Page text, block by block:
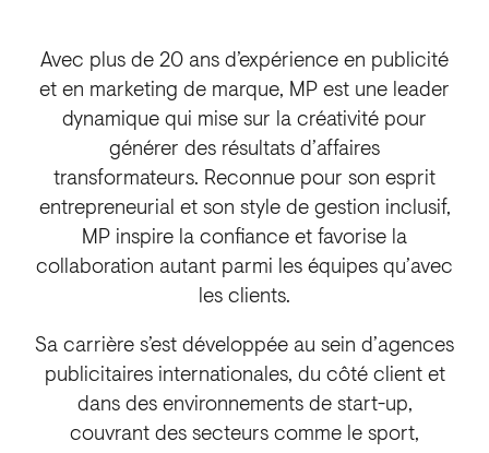
Avec plus de 20 ans d’expérience en publicité
et en marketing de marque, MP est une leader
dynamique qui mise sur la créativité pour
générer des résultats d’affaires
transformateurs. Reconnue pour son esprit
entrepreneurial et son style de gestion inclusif,
MP inspire la confiance et favorise la
collaboration autant parmi les équipes qu’avec
les clients.
Sa carrière s’est développée au sein d’agences
publicitaires internationales, du côté client et
dans des environnements de start-up,
couvrant des secteurs comme le sport,